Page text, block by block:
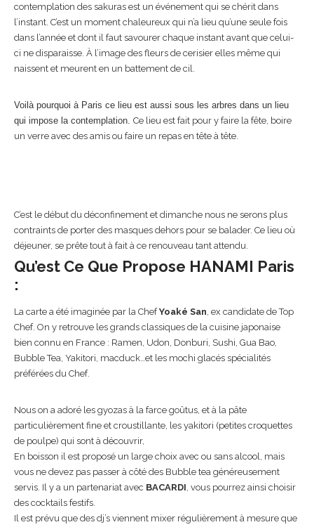
contemplation des sakuras est un événement qui se chérit dans
l’instant. C’est un moment chaleureux qui n’a lieu qu’une seule fois
dans l’année et dont il faut savourer chaque instant avant que celui-
ci ne disparaisse. À l’image des fleurs de cerisier elles même qui
naissent et meurent en un battement de cil.
Voilà pourquoi à Paris ce lieu est aussi sous les arbres dans un lieu
qui impose la contemplation. Ce lieu est fait pour y faire la fête, boire
un verre avec des amis ou faire un repas en tête à tête.
C’est le début du déconfinement et dimanche nous ne serons plus
contraints de porter des masques dehors pour se balader. Ce lieu où
déjeuner, se prête tout à fait à ce renouveau tant attendu.
Qu’est Ce Que Propose HANAMI Paris
:
La carte a été imaginée par la ChefYoaké San , ex candidate de Top
Chef. On y retrouve les grands classiques de la cuisine japonaise
bien connu en France : Ramen, Udon, Donburi, Sushi, Gua Bao,
Bubble Tea, Yakitori, macduck…et les mochi glacés spécialités
préférées du Chef.
Nous on a adoré les gyozas à la farce goûtus, et à la pâte
particulièrement fine et croustillante, les yakitori (petites croquettes
de poulpe) qui sont à découvrir,
En boisson il est proposé un large choix avec ou sans alcool, mais
vous ne devez pas passer à côté des Bubble tea généreusement
servis. Il y a un partenariat avec BACARDI , vous pourrez ainsi choisir
des cocktails festifs.
Il est prévu que des dj’s viennent mixer régulièrement à mesure que